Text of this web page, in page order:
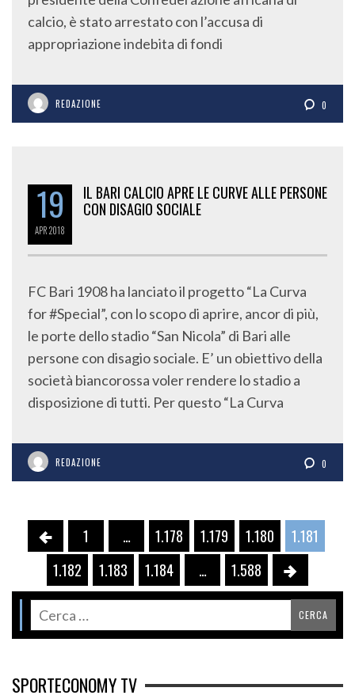
calcio, è stato arrestato con l’accusa di
appropriazione indebita di fondi
REDAZIONE 0
19
APR2018
IL BARI CALCIO APRE LE CURVE ALLE PERSONE
CON DISAGIO SOCIALE
FC Bari 1908 ha lanciato il progetto “La Curva
for #Special”, con lo scopo di aprire, ancor di più,
le porte dello stadio “San Nicola” di Bari alle
persone con disagio sociale. E’ un obiettivo della
società biancorossa voler rendere lo stadio a
disposizione di tutti. Per questo “La Curva
REDAZIONE 0
1 … 1.178 1.179 1.180
1.181
1.182
1.183 1.184 … 1.588
SPORTECONOMY TV